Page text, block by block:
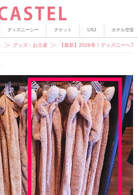
ディズニーシー チケット USJ ホテル空室
グッズ・お土産 【最新】2026冬！ディズニーヘア